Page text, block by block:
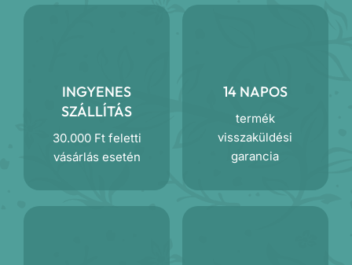
INGYENES
SZÁLLÍTÁS
30.000 Ft feletti
vásárlás esetén
14 NAPOS
termék
visszaküldési
garancia